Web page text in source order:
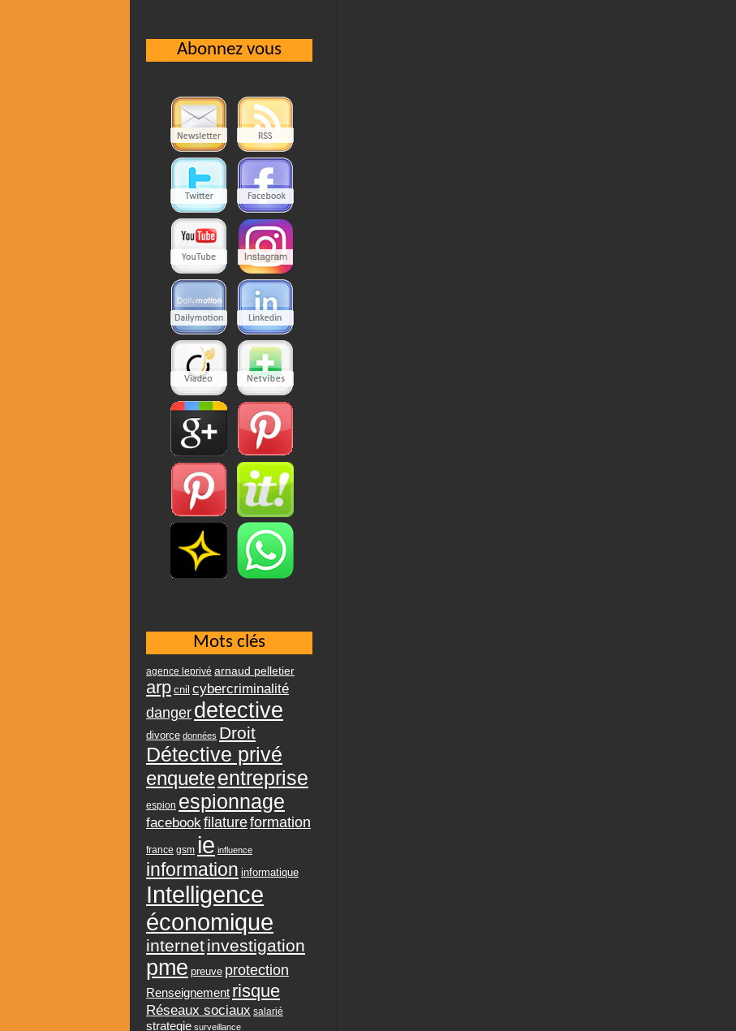
Abonnez vous
Mots clés
agence leprivé arnaud pelletier
arp cnil cybercriminalité
danger detective
divorce données Droit
Détective privé
enqueteentreprise
espion espionnage
facebookfilatureformation
france gsm ie influence
information informatique
Intelligence
économique
internetinvestigation
pme preuve protection
Renseignement risque
Réseaux sociaux salarié
strategie surveillance